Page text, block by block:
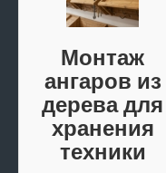
Монтаж
ангаров из
дерева для
хранения
техники